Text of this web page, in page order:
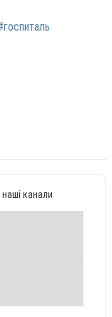
канали